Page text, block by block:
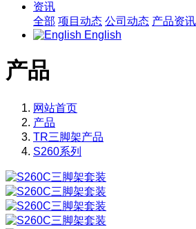
资讯
全部 项目动态 公司动态 产品资讯
English
产品
网站首页
产品
TR三脚架产品
S260系列